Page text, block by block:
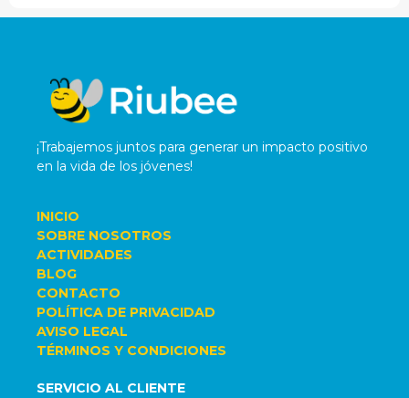
SERVICIO AL CLIENTE
INICIO
SOBRE NOSOTROS
ACTIVIDADES
BLOG
CONTACTO
POLÍTICA DE PRIVACIDAD
AVISO LEGAL
TÉRMINOS Y CONDICIONES
¡Trabajemos juntos para generar un impacto positivo
en la vida de los jóvenes!